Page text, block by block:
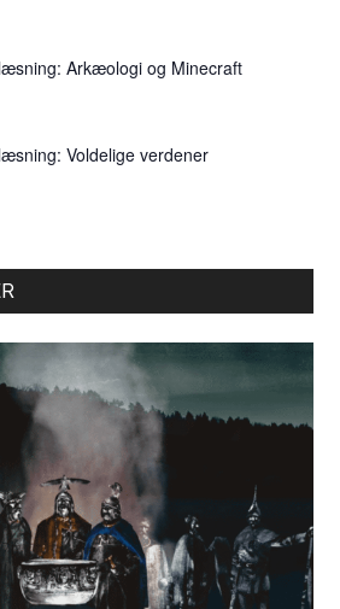
Arkæologi og Minecraft
Voldelige verdener